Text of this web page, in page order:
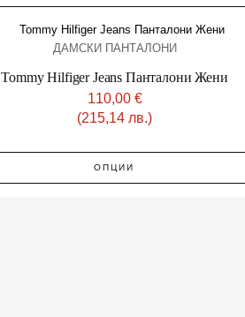
ДАМСКИ ПАНТАЛОНИ
Tommy Hilfiger Jeans Панталони Жени
110,00 €
(215,14 лв.)
ОПЦИИ